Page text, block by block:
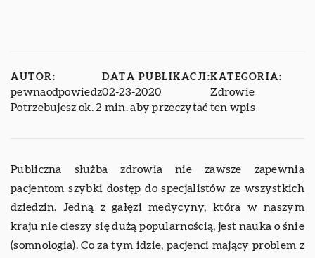
AUTOR:
pewnaodpowiedz
DATA PUBLIKACJI:
02-23-2020
KATEGORIA:
Zdrowie
Potrzebujesz ok. 2 min. aby przeczytać ten wpis
Publiczna służba zdrowia nie zawsze zapewnia
pacjentom szybki dostęp do specjalistów ze wszystkich
dziedzin. Jedną z gałęzi medycyny, która w naszym
kraju nie cieszy się dużą popularnością, jest nauka o śnie
(somnologia). Co za tym idzie, pacjenci mający problem z